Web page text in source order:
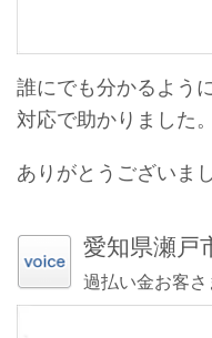
誰にでも分かるよう
対応で助かりました。
ありがとうございまし
愛知県瀬戸
過払い金お客さ